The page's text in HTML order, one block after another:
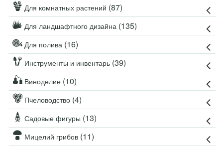
Для комнатных растений (87)
Для ландшафтного дизайна (135)
Для полива (16)
Инструменты и инвентарь (39)
Виноделие (10)
Пчеловодство (4)
Садовые фигуры (13)
Мицелий грибов (11)